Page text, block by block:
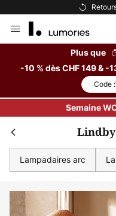
Allez
au
Plus que
-10 % dès CHF 149 & -
Code :
Semaine
Lampadaires arc
-10 %